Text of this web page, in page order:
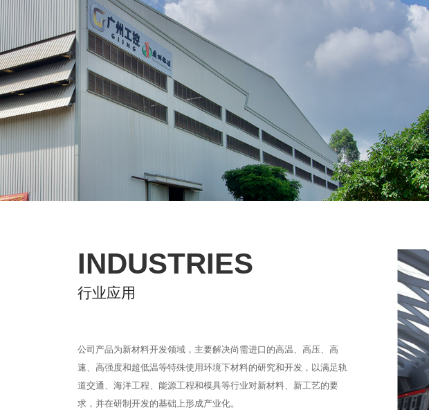
INDUSTRIES
行业应用
公司产品为新材料开发领域，主要解决尚需进口的高温、高压、高
速、高强度和超低温等特殊使用环境下材料的研究和开发，以满足轨
道交通、海洋工程、能源工程和模具等行业对新材料、新工艺的要
求，并在研制开发的基础上形成产业化。